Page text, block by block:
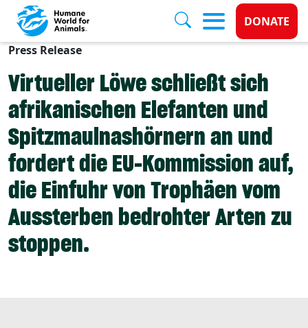
Skip to main content
Donate
DONATE
Press Release
Virtueller Löwe schließt sich
afrikanischen Elefanten und
Spitzmaulnashörnern an und
fordert die EU-Kommission auf,
die Einfuhr von Trophäen vom
Aussterben bedrohter Arten zu
stoppen.